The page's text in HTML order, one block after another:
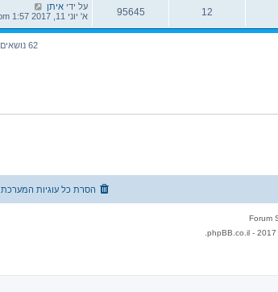
12
95645 על ידי איתן
א' יוני 11, 2017 1:57 pm
62 נושאים
הסרת כל עוגיות המערכת